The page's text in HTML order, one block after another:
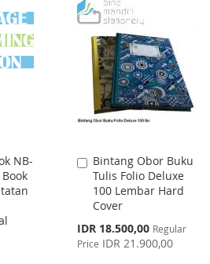
NB-
Bintang Obor Buku
Tulis Folio Deluxe
100 Lembar Hard
Cover
Special
Price
IDR 18.500,00 Regular
Price IDR 21.900,00
Add
to
Cart